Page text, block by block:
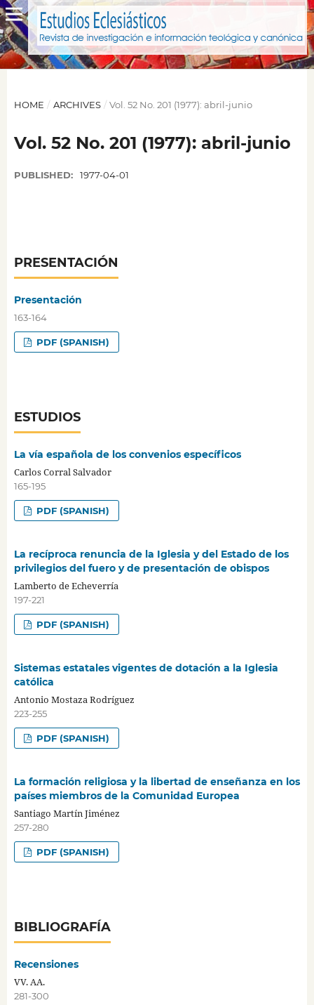
HOME / ARCHIVES / Vol. 52 No. 201 (1977): abril-junio
Vol. 52 No. 201 (1977): abril-junio
PUBLISHED: 1977-04-01
PRESENTACIÓN
Presentación
163-164
PDF (SPANISH)
ESTUDIOS
La vía española de los convenios específicos
Carlos Corral Salvador
165-195
PDF (SPANISH)
La recíproca renuncia de la Iglesia y del Estado de los
privilegios del fuero y de presentación de obispos
Lamberto de Echeverría
197-221
PDF (SPANISH)
Sistemas estatales vigentes de dotación a la Iglesia
católica
Antonio Mostaza Rodríguez
223-255
PDF (SPANISH)
La formación religiosa y la libertad de enseñanza en los
países miembros de la Comunidad Europea
Santiago Martín Jiménez
257-280
PDF (SPANISH)
BIBLIOGRAFÍA
Recensiones
VV. AA.
281-300